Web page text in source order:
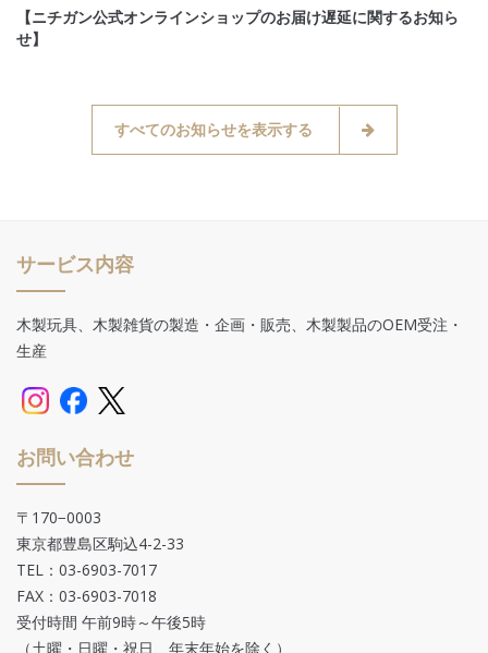
【ニチガン公式オンラインショップのお届け遅延に関するお知ら
せ】
すべてのお知らせを表示する
サービス内容
木製玩具、木製雑貨の製造・企画・販売、木製製品のOEM受注・
生産
お問い合わせ
〒170−0003
東京都豊島区駒込4-2-33
TEL：03-6903-7017
FAX：03-6903-7018
受付時間 午前9時～午後5時
（土曜・日曜・祝日、年末年始を除く）